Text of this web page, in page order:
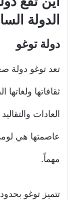
الدولة
دولة توغو
تعد توغو دولة
ثقافاتها
العادات
عاصمتها هي
مهماً.
تتميز توغو